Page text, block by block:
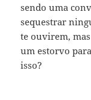
sendo uma
sequestrar
te ouvirem,
um estorvo
isso?